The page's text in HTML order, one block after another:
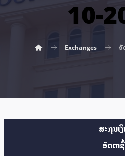
10-
Exchanges ອັ
ສະກຸນເ
ອັດຕາຊື້